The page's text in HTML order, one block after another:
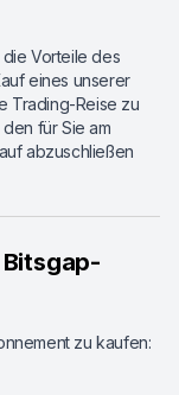
Vorteile des
eines unserer
Trading-Reise zu
für Sie am
abzuschließen
zu kaufen: